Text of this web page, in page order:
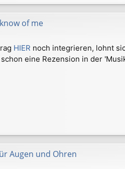
of me
HIER noch integrieren, lohnt
eine Rezension in der
Augen und Ohren